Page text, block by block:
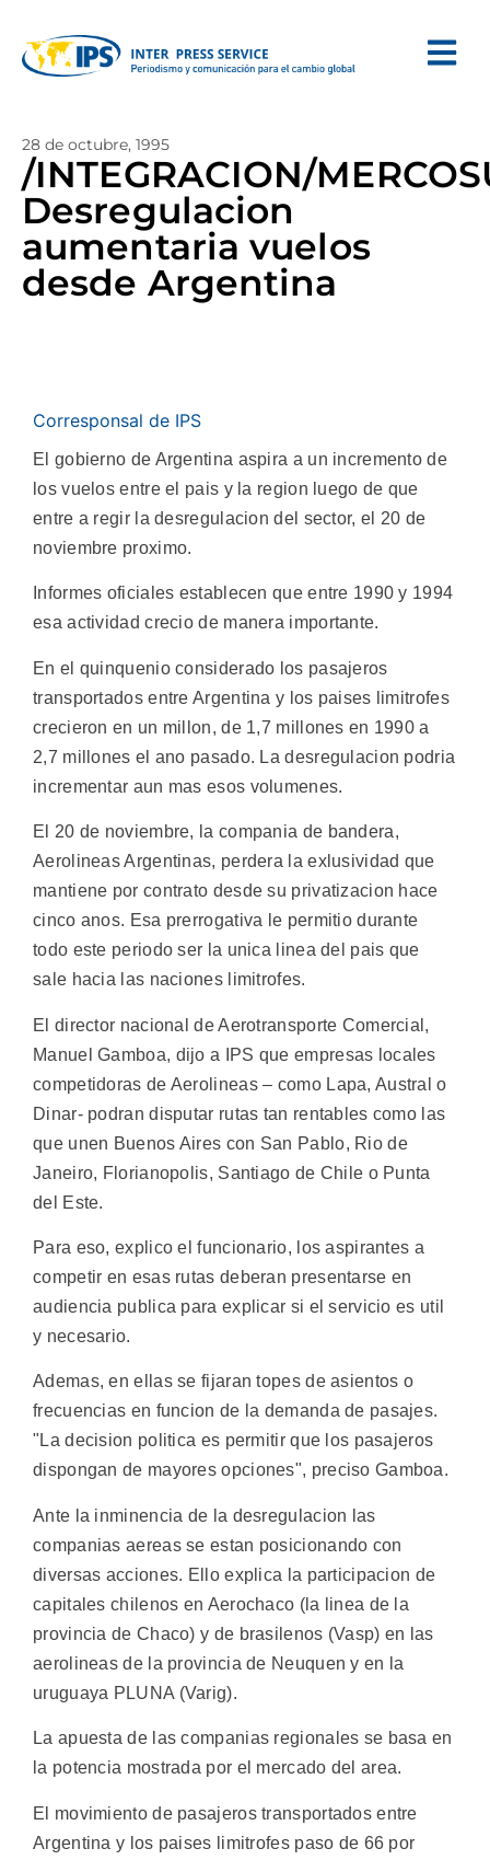
28 de octubre, 1995
/INTEGRACION/
Desregulacion
aumentaria vuelos
desde Argentina
Corresponsal de IPS
El gobierno de Argentina aspira a un incremento de
los vuelos entre el pais y la region luego de que
entre a regir la desregulacion del sector, el 20 de
noviembre proximo.
Informes oficiales establecen que entre 1990 y 1994
esa actividad crecio de manera importante.
En el quinquenio considerado los pasajeros
transportados entre Argentina y los paises limitrofes
crecieron en un millon, de 1,7 millones en 1990 a
2,7 millones el ano pasado. La desregulacion podria
incrementar aun mas esos volumenes.
El 20 de noviembre, la compania de bandera,
Aerolineas Argentinas, perdera la exlusividad que
mantiene por contrato desde su privatizacion hace
cinco anos. Esa prerrogativa le permitio durante
todo este periodo ser la unica linea del pais que
sale hacia las naciones limitrofes.
El director nacional de Aerotransporte Comercial,
Manuel Gamboa, dijo a IPS que empresas locales
competidoras de Aerolineas – como Lapa, Austral o
Dinar- podran disputar rutas tan rentables como las
que unen Buenos Aires con San Pablo, Rio de
Janeiro, Florianopolis, Santiago de Chile o Punta
del Este.
Para eso, explico el funcionario, los aspirantes a
competir en esas rutas deberan presentarse en
audiencia publica para explicar si el servicio es util
y necesario.
Ademas, en ellas se fijaran topes de asientos o
frecuencias en funcion de la demanda de pasajes.
"La decision politica es permitir que los pasajeros
dispongan de mayores opciones", preciso Gamboa.
Ante la inminencia de la desregulacion las
companias aereas se estan posicionando con
diversas acciones. Ello explica la participacion de
capitales chilenos en Aerochaco (la linea de la
provincia de Chaco) y de brasilenos (Vasp) en las
aerolineas de la provincia de Neuquen y en la
uruguaya PLUNA (Varig).
La apuesta de las companias regionales se basa en
la potencia mostrada por el mercado del area.
El movimiento de pasajeros transportados entre
Argentina y los paises limitrofes paso de 66 por